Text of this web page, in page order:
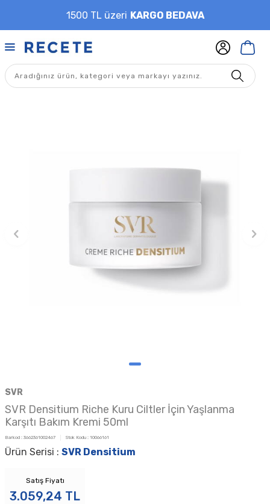
1500 TL üzeri KARGO BEDAVA
SVR
SVR Densitium Riche Kuru Ciltler İçin Yaşlanma
Karşıtı Bakım Kremi 50ml
Barkod : 3662361002467 Stok Kodu : 10066161
Ürün Serisi : SVR Densitium
Satış Fiyatı
3.059,24 TL